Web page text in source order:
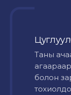
Таны
болон